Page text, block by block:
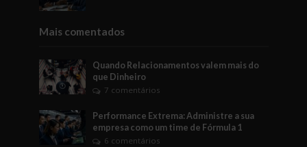
Mais comentados
Quando Relacionamentos valem mais do
que Dinheiro
7 comentários
Performance Extrema: Administre a sua
empresa como um time de Fórmula 1
6 comentários